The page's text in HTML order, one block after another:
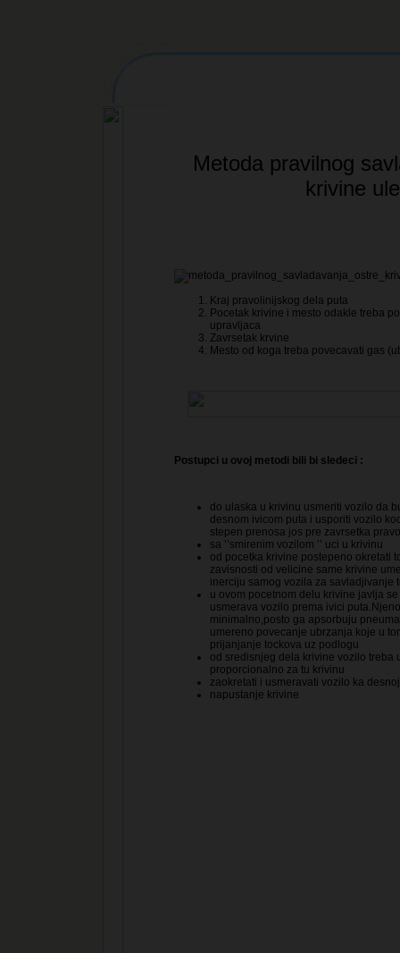
Metoda pravilnog
krivine
Kraj pravolinijskog dela puta
Pocetak krivine i mesto odakle treba
upravljaca
Zavrsetak krvine
Mesto od koga treba povecavati gas
Postupci u ovoj metodi bili bi sledeci :
do ulaska u krivinu usmeriti vozilo da
desnom ivicom puta i usporiti vozilo
stepen prenosa jos pre zavrsetka
sa ’’smirenim vozilom ’’ uci u krivinu
od pocetka krivine postepeno okretati
zavisnosti od velicine same krivine
inerciju samog vozila za savladjivanje
u ovom pocetnom delu krivine javlja
usmerava vozilo prema ivici
minimalno,posto ga apsorbuju
umereno povecanje ubrzanja koje u
prijanjanje tockova uz podlogu
od sredisnjeg dela krivine vozilo treba
proporcionalno za tu krivinu
zaokretati i usmeravati vozilo ka
napustanje krivine